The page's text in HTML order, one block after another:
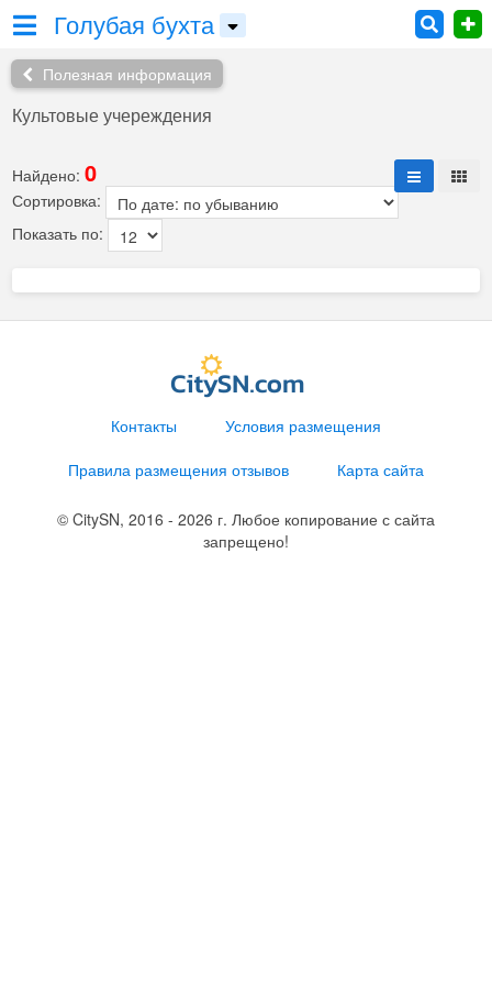
Голубая бухта
Полезная информация
Культовые учереждения
Найдено: 0
Сортировка:
Показать по:
Контакты
Условия размещения
Правила размещения отзывов
Карта сайта
© CitySN, 2016 - 2026 г. Любое копирование с сайта
запрещено!